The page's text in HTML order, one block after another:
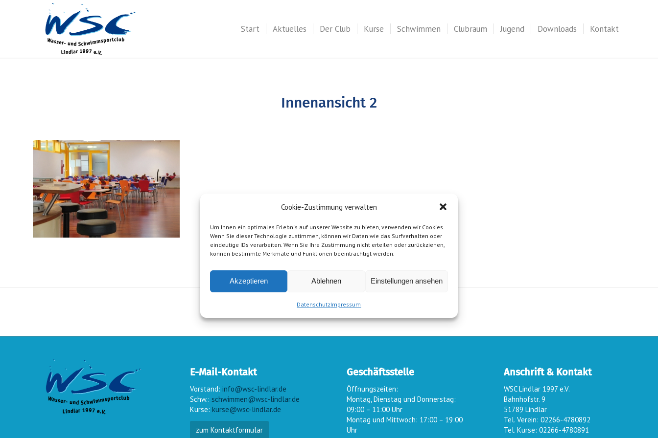
Cookie-Zustimmung verwalten
Um Ihnen ein optimales Erlebnis auf unserer Website zu bieten, verwenden wir Cookies.
Wenn Sie dieser Technologie zustimmen, können wir Daten wie das Surfverhalten oder
eindeutige IDs verarbeiten. Wenn Sie Ihre Zustimmung nicht erteilen oder zurückziehen,
können bestimmte Merkmale und Funktionen beeinträchtigt werden.
Akzeptieren Ablehnen Einstellungen ansehen
DatenschutzImpressum
Start Aktuelles Der Club Kurse Schwimmen Clubraum Jugend Downloads Kontakt
Innenansicht 2
E-Mail-Kontakt
Vorstand: info@wsc-lindlar.de
Schw.: schwimmen@wsc-lindlar.de
Kurse: kurse@wsc-lindlar.de
zum Kontaktformular
Geschäftsstelle
Öffnungszeiten:
Montag, Dienstag und Donnerstag:
09:00 – 11:00 Uhr
Montag und Mittwoch: 17:00 – 19:00
Uhr
Anschrift & Kontakt
WSC Lindlar 1997 e.V.
Bahnhofstr. 9
51789 Lindlar
Tel. Verein: 02266-4780892
Tel. Kurse: 02266-4780891